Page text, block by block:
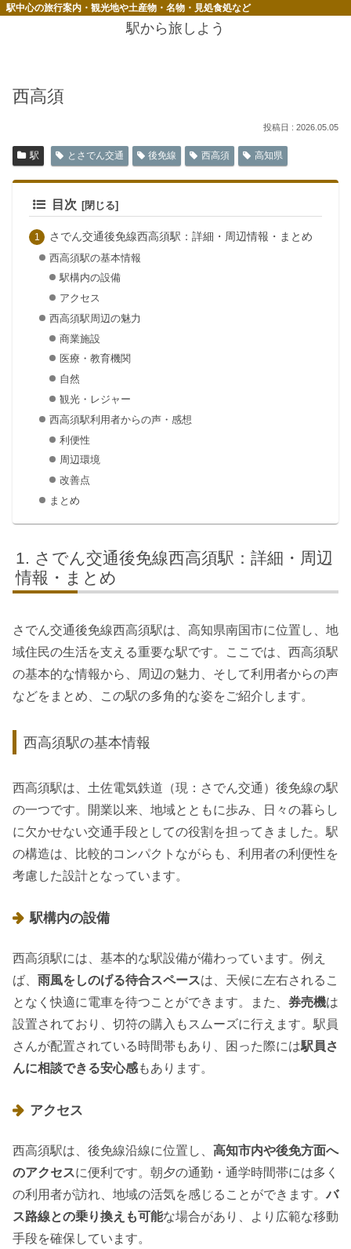
駅中心の旅行案内・観光地や土産物・名物・見処食処など
駅から旅しよう
西高須
2026.05.05
駅 とさでん交通 後免線 西高須 高知県
目次
さでん交通後免線西高須駅：詳細・周辺情報・まとめ
西高須駅の基本情報
駅構内の設備
アクセス
西高須駅周辺の魅力
商業施設
医療・教育機関
自然
観光・レジャー
西高須駅利用者からの声・感想
利便性
周辺環境
改善点
まとめ
さでん交通後免線西高須駅：詳細・周辺
情報・まとめ
さでん交通後免線西高須駅は、高知県南国市に位置し、地
域住民の生活を支える重要な駅です。ここでは、西高須駅
の基本的な情報から、周辺の魅力、そして利用者からの声
などをまとめ、この駅の多角的な姿をご紹介します。
西高須駅の基本情報
西高須駅は、土佐電気鉄道（現：さでん交通）後免線の駅
の一つです。開業以来、地域とともに歩み、日々の暮らし
に欠かせない交通手段としての役割を担ってきました。駅
の構造は、比較的コンパクトながらも、利用者の利便性を
考慮した設計となっています。
駅構内の設備
西高須駅には、基本的な駅設備が備わっています。例え
ば、 雨風をしのげる待合スペースは、天候に左右されるこ
となく快適に電車を待つことができます。また、 券売機は
設置されており、切符の購入もスムーズに行えます。駅員
さんが配置されている時間帯もあり、困った際には駅員さ
んに相談できる安心感もあります。
アクセス
西高須駅は、後免線沿線に位置し、 高知市内や後免方面へ
のアクセスに便利です。朝夕の通勤・通学時間帯には多く
の利用者が訪れ、地域の活気を感じることができます。 バ
ス路線との乗り換えも可能な場合があり、より広範な移動
手段を確保しています。